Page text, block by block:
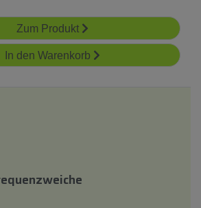
Zum Produkt
In den Warenkorb